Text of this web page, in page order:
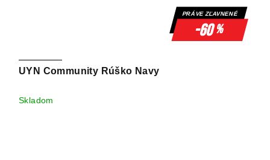
PRÁVE ZĽAVNENÉ
-60%
UYN Community Rúško Navy
Skladom